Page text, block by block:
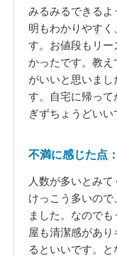
みるみるできるよ
明もわかりやす
す。お値段もリー
かったです。教
がいいと思いま
す。自宅に帰って
ぎずちょうどいい
不満に感じた点
人数が多いとみ
けっこう多いの
ました。なので
屋も清潔感があ
るといいです。